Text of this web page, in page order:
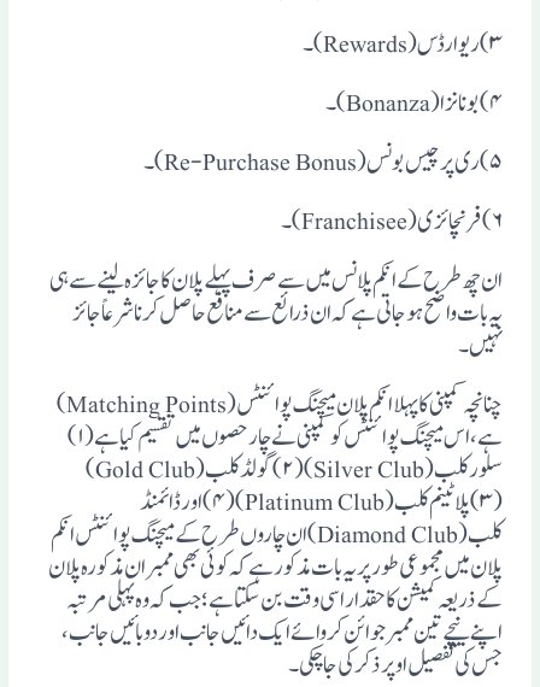
۳) ریوارڈس(Rewards)۔
۴) بونانزا(Bonanza)۔
ان چھ طرح کے انکم پلانس میں سے صرف پہلے پلان کا جائزہ لینے سے ہی
یہ بات واضح ہوجاتی ہے کہ ان ذرائع سے منافع حاصل کرنا شرعاً جائز
نہیں۔
چنانچہ کمپنی کا پہلا انکم پلان میچنگ پوائنٹس(Matching Points)
ہے، اس میچنگ پوائنٹس کو کمپنی نے چار حصوں میں تقسیم کیا ہے(۱)
سلور کلب(Silver Club) (۲)گولڈکلب(Gold Club)
(۳)پلاٹینم کلب(Platinum Club) (۴)اور ڈائمنڈ
کلب(Diamond Club) ان چاروں طرح کے میچنگ پوائنٹس انکم
پلان میں مجموعی طور پر یہ بات مذکور ہے کہ کوئی بھی ممبر ان مذکورہ پلان
کے ذریعہ کمیشن کا حقدار اسی وقت بن سکتا ہے؛ جب کہ وہ پہلی مرتبہ
اپنے نیچے تین ممبرجوائن کروائے ایک دائیں جانب اور دو بائیں جانب،
جس کی تفصیل اوپر ذکر کی جاچکی ۔